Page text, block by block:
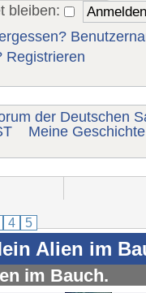
bleiben:
Registrieren
der Deutschen
Meine Geschichte
4 5
Alien im
im Bauch.